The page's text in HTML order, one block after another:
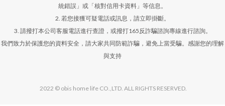
統錯誤」或「核對信用卡資料」等信息。
2. 若您接獲可疑電話或訊息，請立即掛斷。
3. 請撥打本公司客服電話進行查證，或撥打165反詐騙諮詢專線進行諮詢。
我們致力於保護您的資料安全，請大家共同防範詐騙，避免上當受騙。感謝您的理解
與支持
2022 © obis home life CO.,LTD. ALL RIGHTS RESERVED.